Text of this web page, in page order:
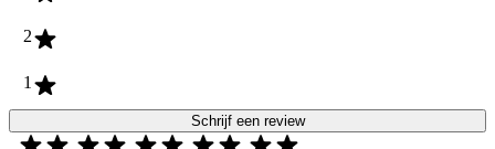
2
1
Schrijf een review